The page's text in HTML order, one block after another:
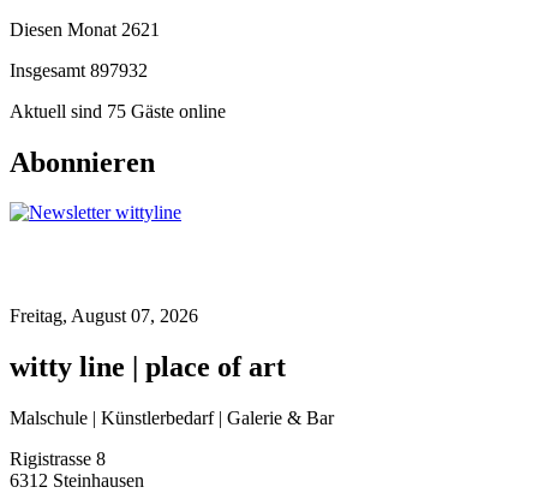
Diesen Monat 2621
Insgesamt 897932
Aktuell sind 75 Gäste online
Abonnieren
Freitag, August 07, 2026
witty line | place of art
Malschule | Künstlerbedarf | Galerie & Bar
Rigistrasse 8
6312 Steinhausen